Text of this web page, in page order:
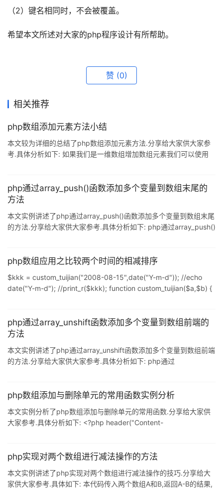
（2）键名相同时，不会被覆盖。
希望本文所述对大家的php程序设计有所帮助。
赞 (0)
相关推荐
php数组添加元素方法小结
本文较为详细的总结了php数组添加元素方法.分享给大家供大家参
考.具体分析如下: 如果我们是一维数组增加数组元素我们可以使用
ArrayListay(); Array_push($ArrayList, el1, el2 ... eln); 但其实有一
种更直接方便的做法,代码如下: $ArrayList = ArrayListay();
php通过array_push()函数添加多个变量到数组末尾的
方法
本文实例讲述了php通过array_push()函数添加多个变量到数组末尾
的方法.分享给大家供大家参考.具体分析如下: php通过array_push()
array_push($alpha, "d","e"); print "
php数组应用之比较两个时间的相减排序
$kkk = custom_tuijian("2008-08-15",date("Y-m-d")); //echo
date("Y-m-d"); //print_r($kkk); function custom_tuijian($a,$b) {
php通过array_unshift函数添加多个变量到数组前端的
方法
本文实例讲述了php通过array_unshift函数添加多个变量到数组前端
的方法.分享给大家供大家参考.具体分析如下: php通过
array_unshift($alpha, "d","e"); print "Ther
php数组添加与删除单元的常用函数实例分析
本文实例分析了php数组添加与删除单元的常用函数.分享给大家供
大家参考.具体分析如下: <?php header("Content-
php实现对两个数组进行减法操作的方法
本文实例讲述了php实现对两个数组进行减法操作的技巧.分享给大
家供大家参考.具体如下: 本代码传入两个数组A和B,返回A-B的结果,